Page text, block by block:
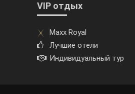
VIP отдых
Maxx Royal
Лучшие отели
Индивидуальный тур